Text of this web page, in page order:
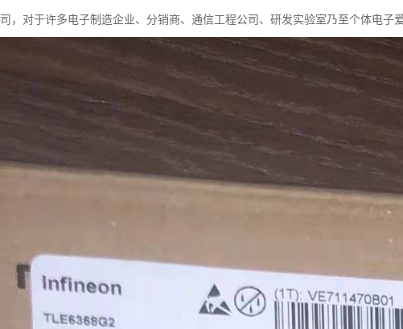
司，对于许多电子制造企业、分销商、通信工程公司、研发实验室乃至个体电子